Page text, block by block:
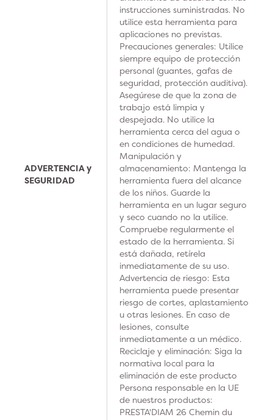
ADVERTENCIA y
SEGURIDAD
instrucciones suministradas. No
utilice esta herramienta para
aplicaciones no previstas.
Precauciones generales: Utilice
siempre equipo de protección
personal (guantes, gafas de
seguridad, protección auditiva).
Asegúrese de que la zona de
trabajo está limpia y
despejada. No utilice la
herramienta cerca del agua o
en condiciones de humedad.
Manipulación y
almacenamiento: Mantenga la
herramienta fuera del alcance
de los niños. Guarde la
herramienta en un lugar seguro
y seco cuando no la utilice.
Compruebe regularmente el
estado de la herramienta. Si
está dañada, retírela
inmediatamente de su uso.
Advertencia de riesgo: Esta
herramienta puede presentar
riesgo de cortes, aplastamiento
u otras lesiones. En caso de
lesiones, consulte
inmediatamente a un médico.
Reciclaje y eliminación: Siga la
normativa local para la
eliminación de este producto
Persona responsable en la UE
de nuestros productos:
PRESTA'DIAM 26 Chemin du